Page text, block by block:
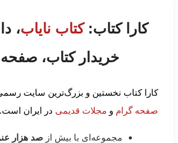
کارا کتاب:کتاب نایاب،
خریدار کتاب،
کارا کتاب نخستین و بزرگ‌ترین سایت
صفحه گرام و مجلات قدیمی در ایران است.
مجموعه‌ای با بیش از صد هزار